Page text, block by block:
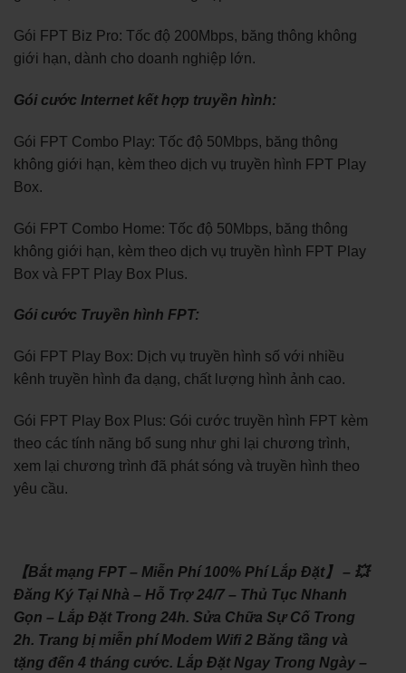
Gói FPT Biz Pro: Tốc độ 200Mbps, băng thông không
giới hạn, dành cho doanh nghiệp lớn.
Gói cước Internet kết hợp truyền hình:
Gói FPT Combo Play: Tốc độ 50Mbps, băng thông
không giới hạn, kèm theo dịch vụ truyền hình FPT Play
Box.
Gói FPT Combo Home: Tốc độ 50Mbps, băng thông
không giới hạn, kèm theo dịch vụ truyền hình FPT Play
Box và FPT Play Box Plus.
Gói cước Truyền hình FPT:
Gói FPT Play Box: Dịch vụ truyền hình số với nhiều
kênh truyền hình đa dạng, chất lượng hình ảnh cao.
Gói FPT Play Box Plus: Gói cước truyền hình FPT kèm
theo các tính năng bổ sung như ghi lại chương trình,
xem lại chương trình đã phát sóng và truyền hình theo
yêu cầu.
【Bắt mạng FPT – Miễn Phí 100% Phí Lắp Đặt】 – 💥
Đăng Ký Tại Nhà – Hỗ Trợ 24/7 – Thủ Tục Nhanh
Gọn – Lắp Đặt Trong 24h. Sửa Chữa Sự Cố Trong
2h. Trang bị miễn phí Modem Wifi 2 Băng tầng và
tặng đến 4 tháng cước. Lắp Đặt Ngay Trong Ngày –